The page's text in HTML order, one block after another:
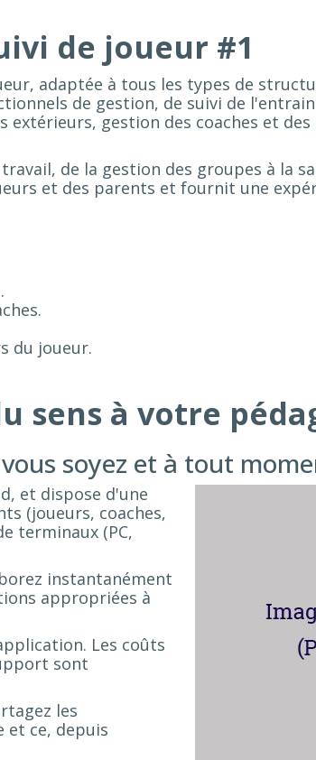
de joueur #1
adaptée à tous les types de
de gestion, de suivi de
gestion des coaches et
de la gestion des groupes à la
et des parents et fournit une
du joueur.
sens à votre
soyez et à tout
et dispose d'une
(joueurs, coaches,
terminaux (PC,
instantanément
appropriées à
Les coûts
sont
les
et ce, depuis